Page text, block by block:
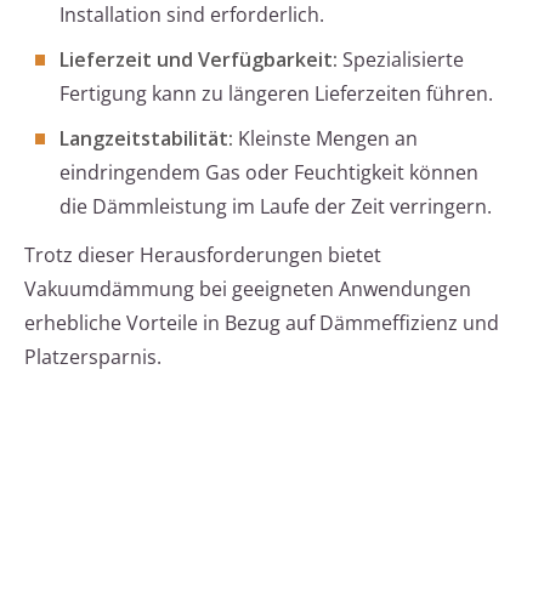
Installation sind erforderlich.
Lieferzeit und Verfügbarkeit: Spezialisierte
Fertigung kann zu längeren Lieferzeiten führen.
Langzeitstabilität: Kleinste Mengen an
eindringendem Gas oder Feuchtigkeit können
die Dämmleistung im Laufe der Zeit verringern.
Trotz dieser Herausforderungen bietet
Vakuumdämmung bei geeigneten Anwendungen
erhebliche Vorteile in Bezug auf Dämmeffizienz und
Platzersparnis.